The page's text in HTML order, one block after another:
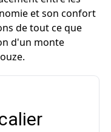
et son confort
de tout ce que
d'un monte